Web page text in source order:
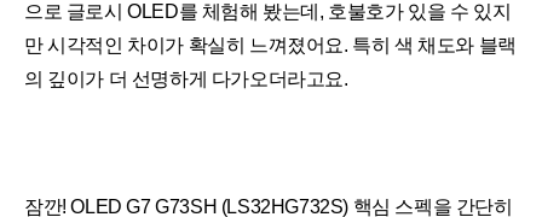
으로 글로시 OLED를 체험해 봤는데, 호불호가 있을 수 있지
만 시각적인 차이가 확실히 느껴졌어요. 특히 색 채도와 블랙
의 깊이가 더 선명하게 다가오더라고요.
잠깐! OLED G7 G73SH (LS32HG732S) 핵심 스펙을 간단히